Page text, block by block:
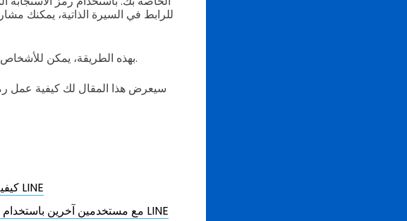
للرابط في السيرة الذاتية، يمكنك
بهذه الطريقة، يمكن للأشخاص الإعجاب، المتابعة، الاشتراك، أو الاتصال بك دون القفز من تطبيق إلى آخر.
سيعرض هذا المقال لك كيفية عمل
كيفية تسجيل الدخول باستخدام رموز الاستجابة السريعة لتطبيق LINE
كيفية مشاركة حساب LINE مع مستخدمين آخرين باستخدام رمز الاستجابة السريعة لحساب LINE